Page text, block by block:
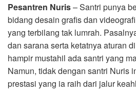
Pesantren Nuris– Santri punya
bidang desain grafis dan
yang terbilang tak lumrah.
dan sarana serta ketatnya aturan
hampir mustahil ada santri yang
Namun, tidak dengan santri Nuris
prestasi yang ia raih dari jalur